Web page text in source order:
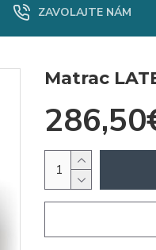
ZAVOLAJTE NÁM
Matrac